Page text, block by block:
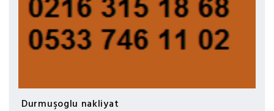
Durmuşoglu nakliyat